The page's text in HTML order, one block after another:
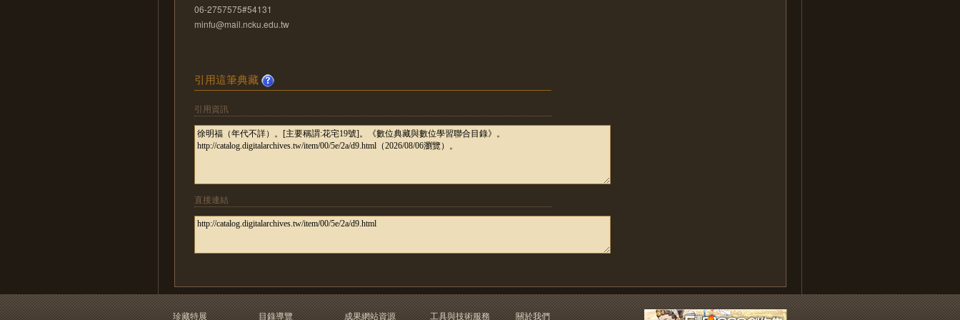
06-2757575#54131
minfu@mail.ncku.edu.tw
引用這筆典藏
引用資訊
直接連結
珍藏特展 目錄導覽 成果網站資源 工具與技術服務 關於我們